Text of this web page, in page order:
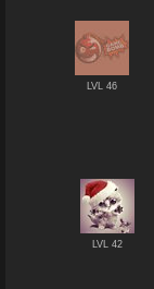
LVL 46
LVL 42